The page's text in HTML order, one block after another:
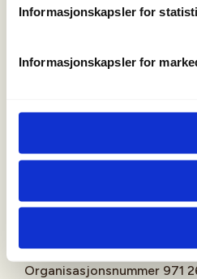
Informasjonskapsler for
Informasjonskapsler for
Oppmøtested
Christian Krohgs Gate 10
post@norskfriluftsliv.no
Organisasjonsnummer 971